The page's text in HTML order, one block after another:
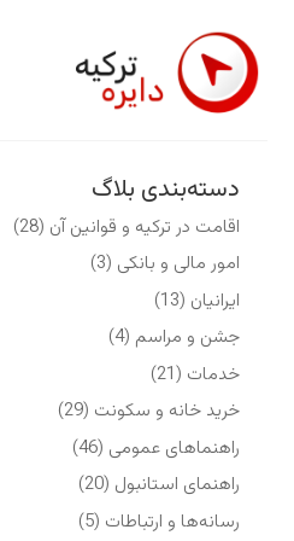
دسته‌بندی بلاگ
اقامت در ترکیه و قوانین آن (28)
امور مالی و بانکی (3)
ایرانیان (13)
جشن و مراسم (4)
خدمات (21)
خرید خانه و سکونت (29)
راهنماهای عمومی (46)
راهنمای استانبول (20)
رسانه‌ها و ارتباطات (5)